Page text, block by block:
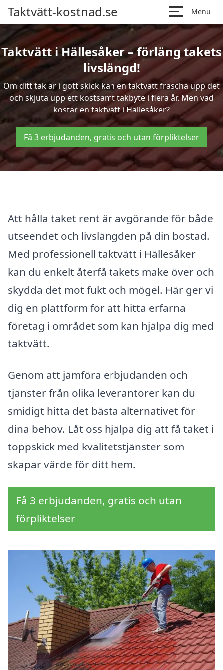
Taktvätt-kostnad.se Menu
Taktvätt i Hällesåker – förläng takets
livslängd!
Om ditt tak är i gott skick kan en taktvätt fräscha upp det
och skjuta upp ett kostsamt takbyte i flera år. Men vad
kostar en taktvätt i Hällesåker?
Få 3 erbjudanden, gratis och utan förpliktelser
Att hålla taket rent är avgörande för både
utseendet och livslängden på din bostad.
Med professionell taktvätt i Hällesåker
kan du enkelt återfå takets make över och
skydda det mot fukt och mögel. Här ger vi
dig en plattform för att hitta erfarna
företag i området som kan hjälpa dig med
taktvätt.
Genom att jämföra erbjudanden och
tjänster från olika leverantörer kan du
smidigt hitta det bästa alternativet för
dina behov. Låt oss hjälpa dig att få taket i
toppskick med kvalitetstjänster som
skapar värde för ditt hem.
Få 3 erbjudanden, gratis och utan
förpliktelser